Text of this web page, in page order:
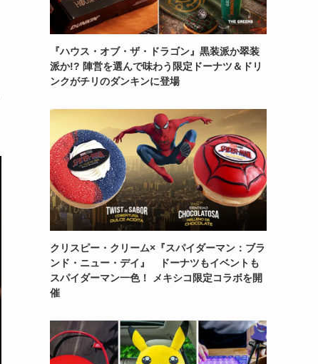
『ハウス・オブ・ザ・ドラゴン』黒装派か翠装
派か!? 陣営を選んで味わう限定ドーナツ＆ドリ
ンクがチリのダンキンに登場
クリスピー・クリーム×『スパイダーマン：ブラ
ンド・ニュー・デイ』 ドーナツもイベントも
スパイダーマン一色！ メキシコ限定コラボを開
催